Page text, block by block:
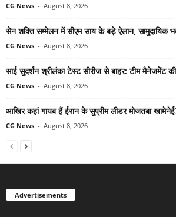
CG News - August 8, 2026
सेन शक्ति सम्मेलन में सीएम साय के बड़े ऐलान, सामुदायिक
CG News - August 8, 2026
साई सुदर्शन श्रीलंका टेस्ट सीरीज से बाहर: टीम मैनेजमेंट
CG News - August 8, 2026
आखिर कहां गायब हैं ईरान के सुप्रीम लीडर मोजतबा
CG News - August 8, 2026
Advertisements